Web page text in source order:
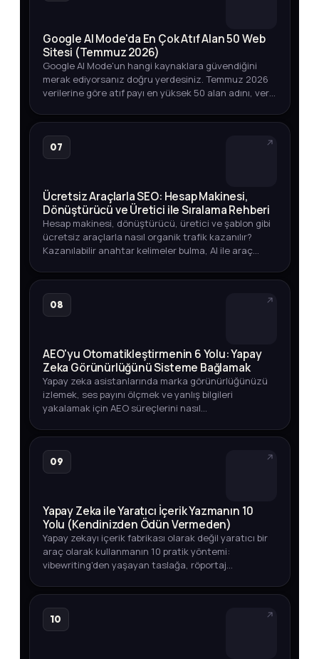
Google AI Mode'da En Çok Atıf Alan 50 Web
Sitesi (Temmuz 2026)
Google AI Mode'un hangi kaynaklara güvendiğini
merak ediyorsanız doğru yerdesiniz. Temmuz 2026
verilerine göre atıf payı en yüksek 50 alan adını, veri
yollarını keşfedin.
07
Ücretsiz Araçlarla SEO: Hesap Makinesi,
Dönüştürücü ve Üretici ile Sıralama Rehberi
Hesap makinesi, dönüştürücü, üretici ve şablon gibi
ücretsiz araçlarla nasıl organik trafik kazanılır?
Kazanılabilir anahtar kelimeler bulma, AI ile araç
08
AEO'yu Otomatikleştirmenin 6 Yolu: Yapay
Zeka Görünürlüğünü Sisteme Bağlamak
Yapay zeka asistanlarında marka görünürlüğünüzü
izlemek, ses payını ölçmek ve yanlış bilgileri
yakalamak için AEO süreçlerini nasıl
09
Yapay Zeka ile Yaratıcı İçerik Yazmanın 10
Yolu (Kendinizden Ödün Vermeden)
Yapay zekayı içerik fabrikası olarak değil yaratıcı bir
araç olarak kullanmanın 10 pratik yöntemi:
vibewriting'den yaşayan taslağa, röportaj
10